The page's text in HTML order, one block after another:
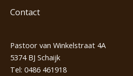
Contact
Pastoor van Winkelstraat 4A
5374 BJ Schaijk
Tel: 0486 461918